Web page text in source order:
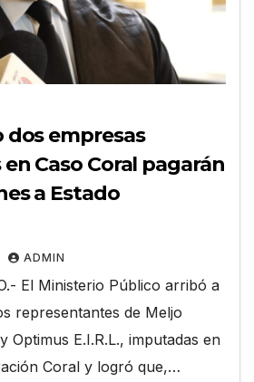
dos empresas
Caso Coral pagarán
a Estado
ADMIN
El Ministerio Público arribó a
representantes de Meljo
Optimus E.I.R.L., imputadas en
Coral y logró que,…